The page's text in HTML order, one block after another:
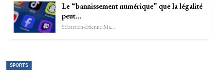
Le “bannissement numérique” que la légalité
peut…
Sébastien-Étienne Marechal
SPORTS